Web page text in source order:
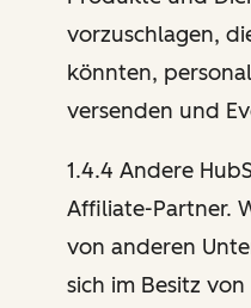
vorzuschlagen,
könnten,
versenden und
1.4.4 Andere
Affiliate-Partner.
von anderen
sich im Besitz